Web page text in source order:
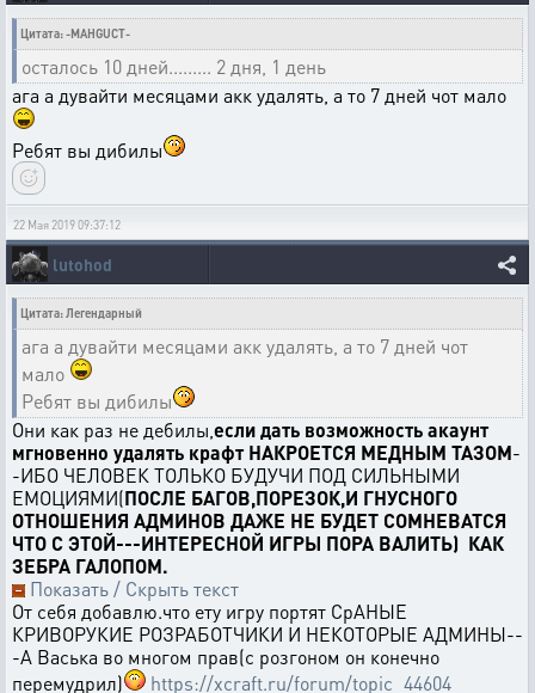
Цитата: -MAHGUCT-
осталось 10 дней......... 2 дня, 1 день
ага а дувайти месяцами акк удалять, а то 7 дней чот мало
Ребят вы дибилы
22 Мая 2019 09:37:12
lutohod
Цитата: Легендарный
ага а дувайти месяцами акк удалять, а то 7 дней чот
мало
Ребят вы дибилы
Они как раз не дебилы, если дать возможность акаунт
мгновенно удалять крафт НАКРОЕТСЯ МЕДНЫМ ТАЗОМ-
-ИБО ЧЕЛОВЕК ТОЛЬКО БУДУЧИ ПОД СИЛЬНЫМИ
ЕМОЦИЯМИ(ПОСЛЕ БАГОВ,ПОРЕЗОК,И ГНУСНОГО
ОТНОШЕНИЯ АДМИНОВ ДАЖЕ НЕ БУДЕТ СОМНЕВАТСЯ
ЧТО С ЭТОЙ---ИНТЕРЕСНОЙ ИГРЫ ПОРА ВАЛИТЬ) КАК
ЗЕБРА ГАЛОПОМ.
Показать / Скрыть текст
От себя добавлю.что ету игру портят СрАНЫЕ
КРИВОРУКИЕ РОЗРАБОТЧИКИ И НЕКОТОРЫЕ АДМИНЫ--
-А Васька во многом прав(с розгоном он конечно
перемудрил)
https://xcraft.ru/forum/topic_44604